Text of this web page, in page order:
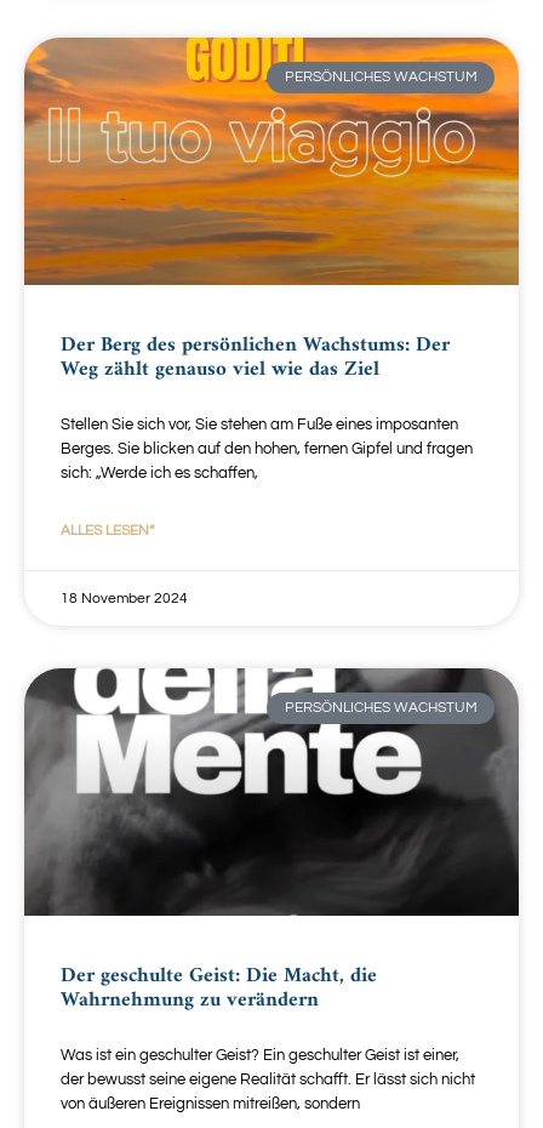
PERSÖNLICHES WACHSTUM
Der Berg des persönlichen Wachstums: Der
Weg zählt genauso viel wie das Ziel
Stellen Sie sich vor, Sie stehen am Fuße eines imposanten
Berges. Sie blicken auf den hohen, fernen Gipfel und fragen
sich: „Werde ich es schaffen,
ALLES LESEN“
18 November 2024
PERSÖNLICHES WACHSTUM
Der geschulte Geist: Die Macht, die
Wahrnehmung zu verändern
Was ist ein geschulter Geist? Ein geschulter Geist ist einer,
der bewusst seine eigene Realität schafft. Er lässt sich nicht
von äußeren Ereignissen mitreißen, sondern